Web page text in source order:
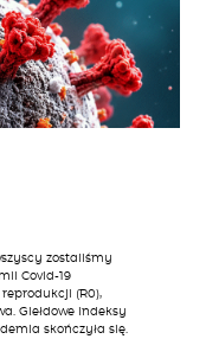
zostaliśmy
Covid-19
(R0),
Giełdowe indeksy
skończyła się.